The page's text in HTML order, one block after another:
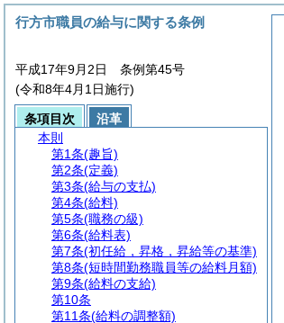
行方市職員の給与に関する条例
平成17年9月2日 条例第45号
(令和8年4月1日施行)
条項目次
沿革
本則
第1条(趣旨)
第2条(定義)
第3条(給与の支払)
第4条(給料)
第5条(職務の級)
第6条(給料表)
第7条(初任給，昇格，昇給等の基準)
第8条(短時間勤務職員等の給料月額)
第9条(給料の支給)
第10条
第11条(給料の調整額)